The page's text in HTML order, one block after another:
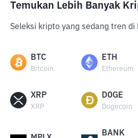
Temukan Lebih Banyak
Seleksi kripto yang sedang tren
BTC
Bitcoin
ETH
Ethereum
XRP
XRP
DOGE
Dogecoin
BANK